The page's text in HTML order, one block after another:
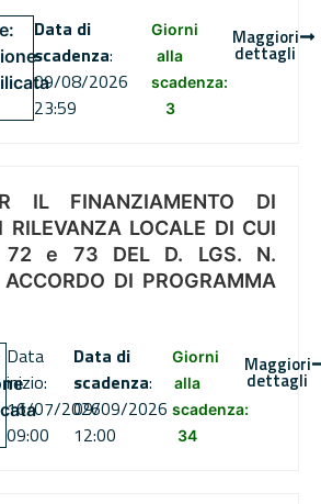
Data di
scadenza:
09/08/2026
23:59
Giorni
alla
scadenza:
3
Maggiori
dettagli
IL FINANZIAMENTO DI
RILEVANZA LOCALE DI CUI
72 e 73 DEL D. LGS. N.
DI PROGRAMMA
Data
inizio:
16/07/2026
09:00
Data di
scadenza:
09/09/2026
12:00
Giorni
alla
scadenza:
34
Maggiori
dettagli